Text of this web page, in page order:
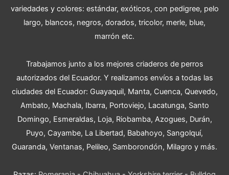
variedades y colores: estándar, exóticos, con pedigree, pelo
largo, blancos, negros, dorados, tricolor, merle, blue,
marrón etc.
Trabajamos junto a los mejores criaderos de perros
autorizados del Ecuador. Y realizamos envíos a todas las
ciudades del Ecuador: Guayaquil, Manta, Cuenca, Quevedo,
Ambato, Machala, Ibarra, Portoviejo, Lacatunga, Santo
Domingo, Esmeraldas, Loja, Riobamba, Azogues, Durán,
Puyo, Cayambe, La Libertad, Babahoyo, Sangolquí,
Guaranda, Ventanas, Pelileo, Samborondón, Milagro y más.